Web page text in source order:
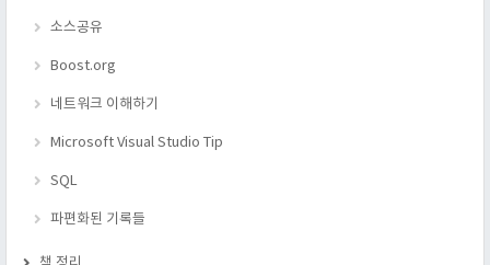
소스공유
Boost.org
네트워크 이해하기
Microsoft Visual Studio Tip
SQL
파편화된 기록들